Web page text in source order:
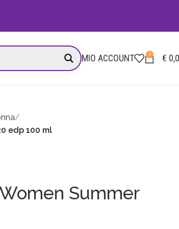
MIO ACCOUNT 0 €
edp 100 ml
Summer